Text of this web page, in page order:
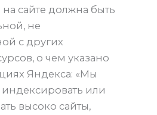
сайте должна быть
не
с других
о чем указано
Яндекса: «Мы
индексировать или
высоко сайты,